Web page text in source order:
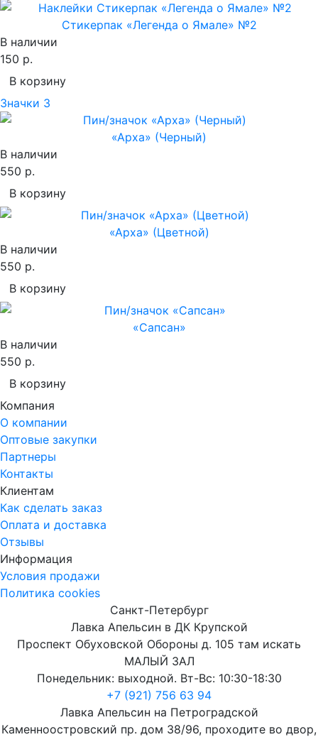
Стикерпак «Легенда о Ямале» №2
В наличии
150 р.
В корзину
Значки 3
«Арха» (Черный)
В наличии
550 р.
В корзину
«Арха» (Цветной)
В наличии
550 р.
В корзину
«Сапсан»
В наличии
550 р.
В корзину
Компания
О компании
Оптовые закупки
Партнеры
Контакты
Клиентам
Как сделать заказ
Оплата и доставка
Отзывы
Информация
Условия продажи
Политика cookies
Санкт-Петербург
Лавка Апельсин в ДК Крупской
Проспект Обуховской Обороны д. 105 там искать
МАЛЫЙ ЗАЛ
Понедельник: выходной. Вт-Вс: 10:30-18:30
+7 (921) 756 63 94
Лавка Апельсин на Петроградской
Каменноостровский пр. дом 38/96, проходите во двор,